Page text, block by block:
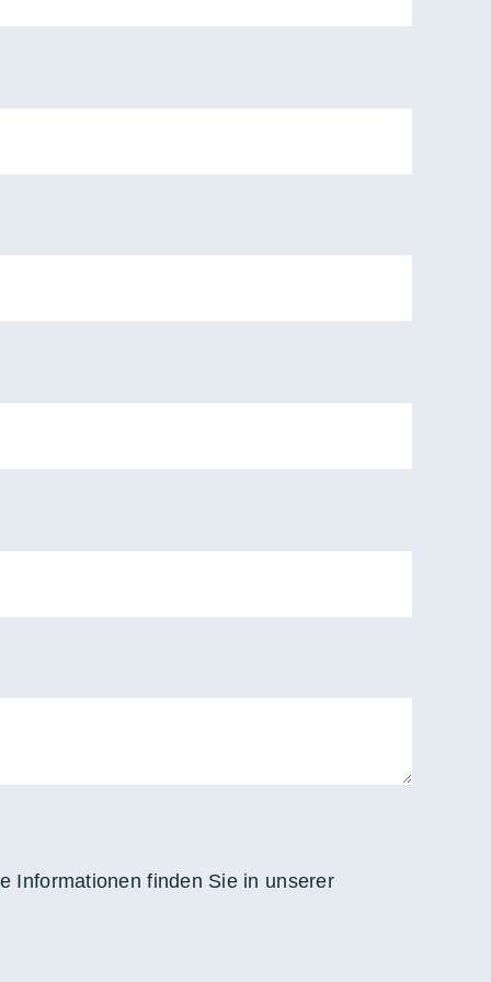
Informationen finden Sie in unserer